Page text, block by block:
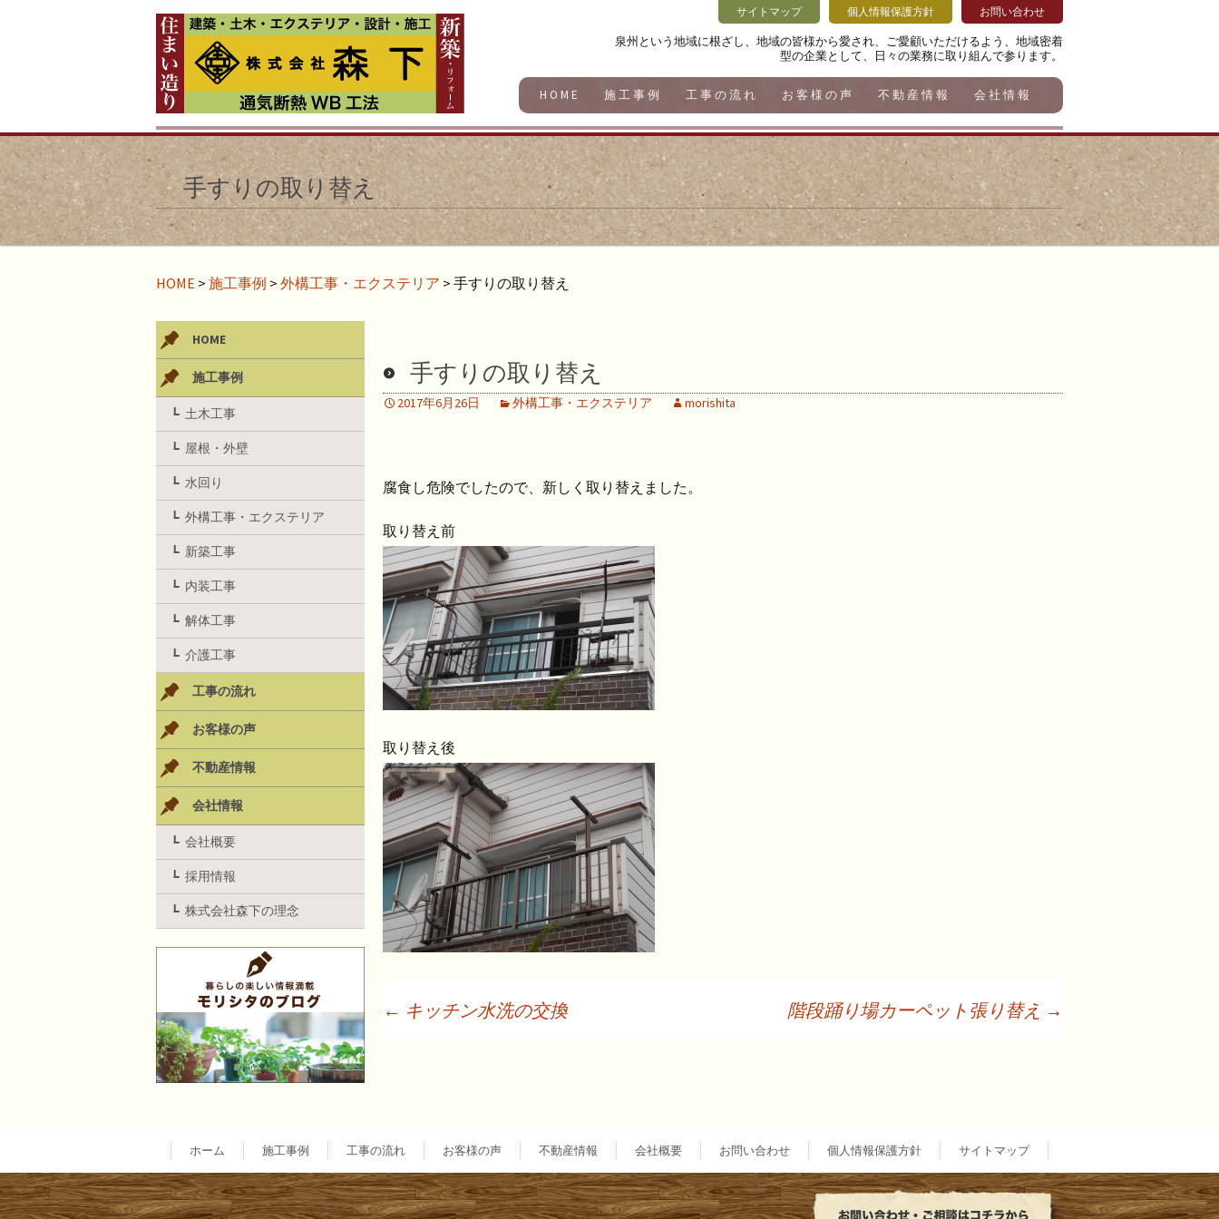
泉州という地域に根ざし、地域の皆様から愛され、ご愛顧いただけるよう、地域密着
型の企業として、日々の業務に取り組んで参ります。
サイトマップ 個人情報保護方針 お問い合わせ
HOME 施工事例 工事の流れ お客様の声 不動産情報 会社情報
手すりの取り替え
HOME > 施工事例 > 外構工事・エクステリア > 手すりの取り替え
手すりの取り替え
2017年6月26日 外構工事・エクステリア morishita
腐食し危険でしたので、新しく取り替えました。
取り替え前
取り替え後
ナ
← キッチン水洗の交換 階段踊り場カーペット張り替え →
HOME
施工事例
土木工事
屋根・外壁
水回り
外構工事・エクステリア
新築工事
内装工事
解体工事
介護工事
工事の流れ
お客様の声
不動産情報
会社情報
会社概要
採用情報
株式会社森下の理念
ホーム 施工事例 工事の流れ お客様の声 不動産情報 会社概要 お問い合わせ 個人情報保護方針 サイトマップ